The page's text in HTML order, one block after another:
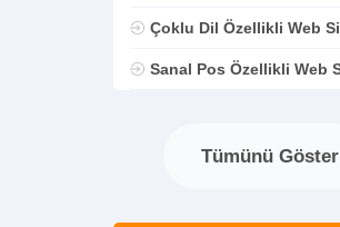
Çoklu Dil Özellikli Web
Sanal Pos Özellikli Web
Tümünü Göster